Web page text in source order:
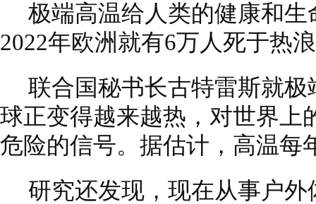
极端高温给人类的健康和
2022年欧洲就有6万人死于热
联合国秘书长古特雷斯就
球正变得越来越热，对世界上
危险的信号。据估计，高温每
研究还发现，现在从事户